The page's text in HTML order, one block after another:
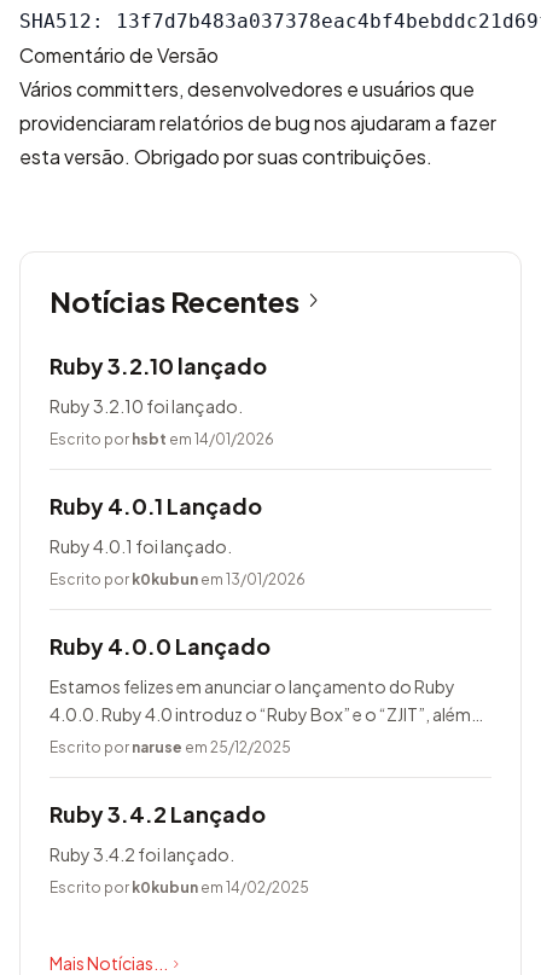
Comentário de Versão
Vários committers, desenvolvedores e usuários que
providenciaram relatórios de bug nos ajudaram a fazer
esta versão. Obrigado por suas contribuições.
Notícias Recentes
Ruby 3.2.10 lançado
Ruby 3.2.10 foi lançado.
Escrito por hsbt em 14/01/2026
Ruby 4.0.1 Lançado
Ruby 4.0.1 foi lançado.
Escrito por k0kubun em 13/01/2026
Ruby 4.0.0 Lançado
Estamos felizes em anunciar o lançamento do Ruby
4.0.0. Ruby 4.0 introduz o “Ruby Box” e o “ZJIT”, além
de muitas melhorias.
Escrito por naruse em 25/12/2025
Ruby 3.4.2 Lançado
Ruby 3.4.2 foi lançado.
Escrito por k0kubun em 14/02/2025
Mais Notícias...